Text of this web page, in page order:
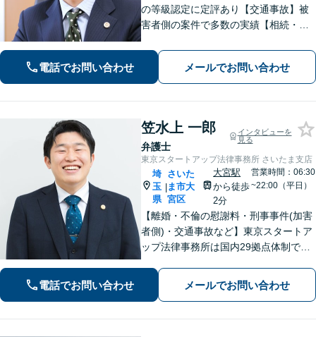
の等級認定に定評あり【交通事故】被
害者側の案件で多数の実績【相続・遺
【刑事事件】検事経験・豊富な実績、
スピーディーな接見が強み、上尾警察
署5分【初回面談30分無料】
電話でお問い合わせ メールでお問い合わせ
笠水上 一郎
弁護士
インタビューを
見る
東京スタートアップ法律事務所 さいたま支店
埼
玉
県
|
さいた
ま市大
宮区
大宮駅
から徒歩
2分
営業時間：06:30
~22:00（平日）
【離婚・不倫の慰謝料・刑事事件(加害
者側)・交通事故など】東京スタートア
ップ法律事務所は国内29拠点体制で全
対応(法律相談は完全予約制)】各分野で
専門性の高い弁護士が寄り添い解決を
電話でお問い合わせ メールでお問い合わせ